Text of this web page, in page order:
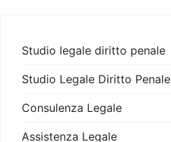
Studio legale diritto penale
Studio Legale Diritto Penale
Consulenza Legale
Assistenza Legale